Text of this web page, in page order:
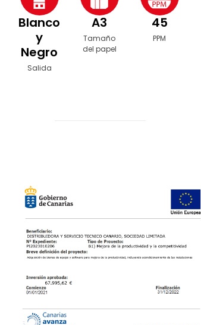
Blanco
y
Negro
Salida
A3
Tamaño
del papel
45
PPM